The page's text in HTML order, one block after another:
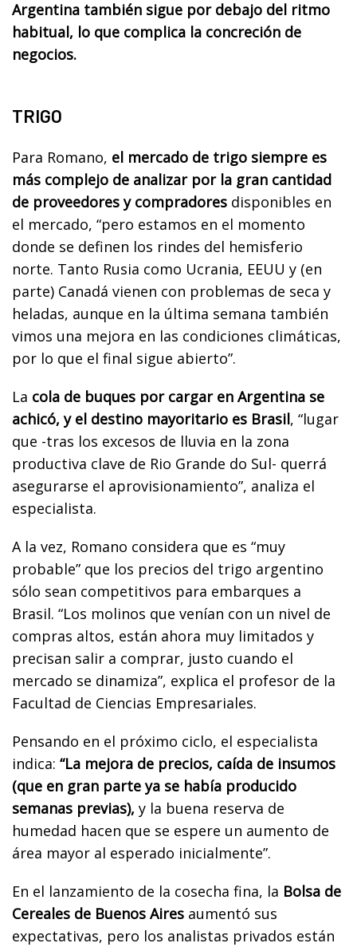
Argentina también sigue por debajo del ritmo
habitual, lo que complica la concreción de
negocios.
TRIGO
Para Romano, el mercado de trigo siempre es
más complejo de analizar por la gran cantidad
de proveedores y compradores disponibles en
el mercado, “pero estamos en el momento
donde se definen los rindes del hemisferio
norte. Tanto Rusia como Ucrania, EEUU y (en
parte) Canadá vienen con problemas de seca y
heladas, aunque en la última semana también
vimos una mejora en las condiciones climáticas,
por lo que el final sigue abierto”.
La cola de buques por cargar en Argentina se
achicó, y el destino mayoritario es Brasil, “lugar
que -tras los excesos de lluvia en la zona
productiva clave de Rio Grande do Sul- querrá
asegurarse el aprovisionamiento”, analiza el
especialista.
A la vez, Romano considera que es “muy
probable” que los precios del trigo argentino
sólo sean competitivos para embarques a
Brasil. “Los molinos que venían con un nivel de
compras altos, están ahora muy limitados y
precisan salir a comprar, justo cuando el
mercado se dinamiza”, explica el profesor de la
Facultad de Ciencias Empresariales.
Pensando en el próximo ciclo, el especialista
indica: “La mejora de precios, caída de insumos
(que en gran parte ya se había producido
semanas previas), y la buena reserva de
humedad hacen que se espere un aumento de
área mayor al esperado inicialmente”.
En el lanzamiento de la cosecha fina, la Bolsa de
Cereales de Buenos Aires aumentó sus
expectativas, pero los analistas privados están